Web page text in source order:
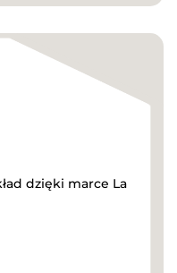
dzięki marce La